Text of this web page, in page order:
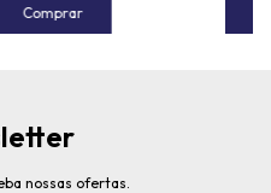
Comprar
nossas ofertas.